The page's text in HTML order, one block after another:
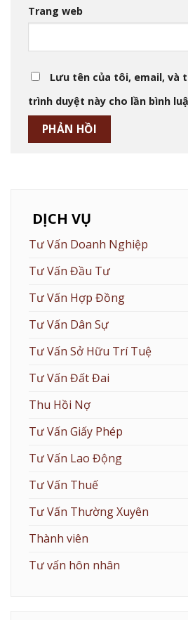
Trang web
Lưu tên của tôi, email, và
trình duyệt này cho lần bình
DỊCH VỤ
Tư Vấn Doanh Nghiệp
Tư Vấn Đầu Tư
Tư Vấn Hợp Đồng
Tư Vấn Dân Sự
Tư Vấn Sở Hữu Trí Tuệ
Tư Vấn Đất Đai
Thu Hồi Nợ
Tư Vấn Giấy Phép
Tư Vấn Lao Động
Tư Vấn Thuế
Tư Vấn Thường Xuyên
Thành viên
Tư vấn hôn nhân